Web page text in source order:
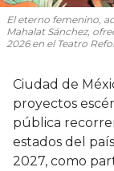
El eterno femenino ,
Mahalat Sánchez,
2026 en el Teatro
Ciudad de
proyectos
pública
estados del
2027, como